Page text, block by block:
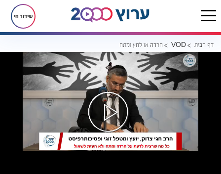
שידור חי
דף הבית VOD חרדה או לחץ ומתח